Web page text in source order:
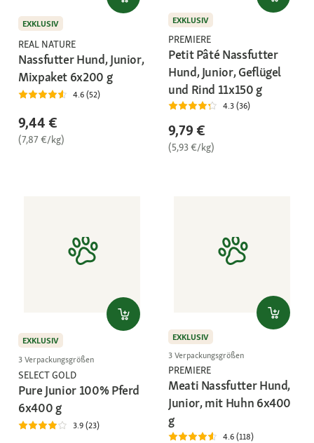
EXKLUSIV
REAL NATURE
Nassfutter Hund, Junior,
Mixpaket 6x200 g
4.6 (52)
9,44 €
(7,87 €/kg)
EXKLUSIV
PREMIERE
Petit Pâté Nassfutter
Hund, Junior, Geflügel
und Rind 11x150 g
4.3 (36)
9,79 €
(5,93 €/kg)
EXKLUSIV
3 Verpackungsgrößen
SELECT GOLD
Pure Junior 100% Pferd
6x400 g
3.9 (23)
EXKLUSIV
3 Verpackungsgrößen
PREMIERE
Meati Nassfutter Hund,
Junior, mit Huhn 6x400
g
4.6 (118)